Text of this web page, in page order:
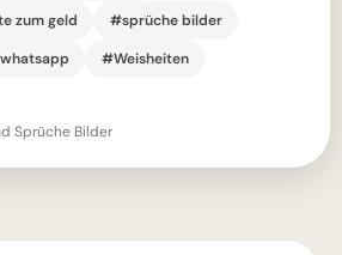
zum geld
#sprüche bilder
#Weisheiten
Sprüche Bilder